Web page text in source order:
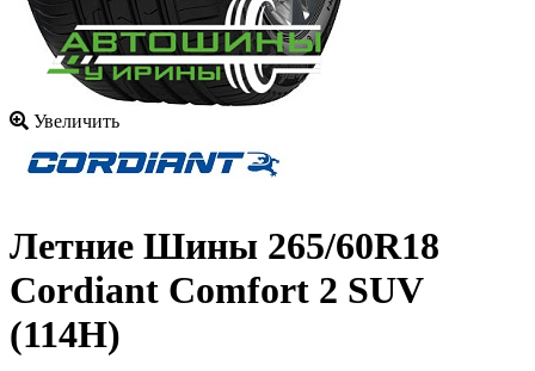
Увеличить
Летние Шины 265/60R18
Cordiant Comfort 2 SUV
(114H)